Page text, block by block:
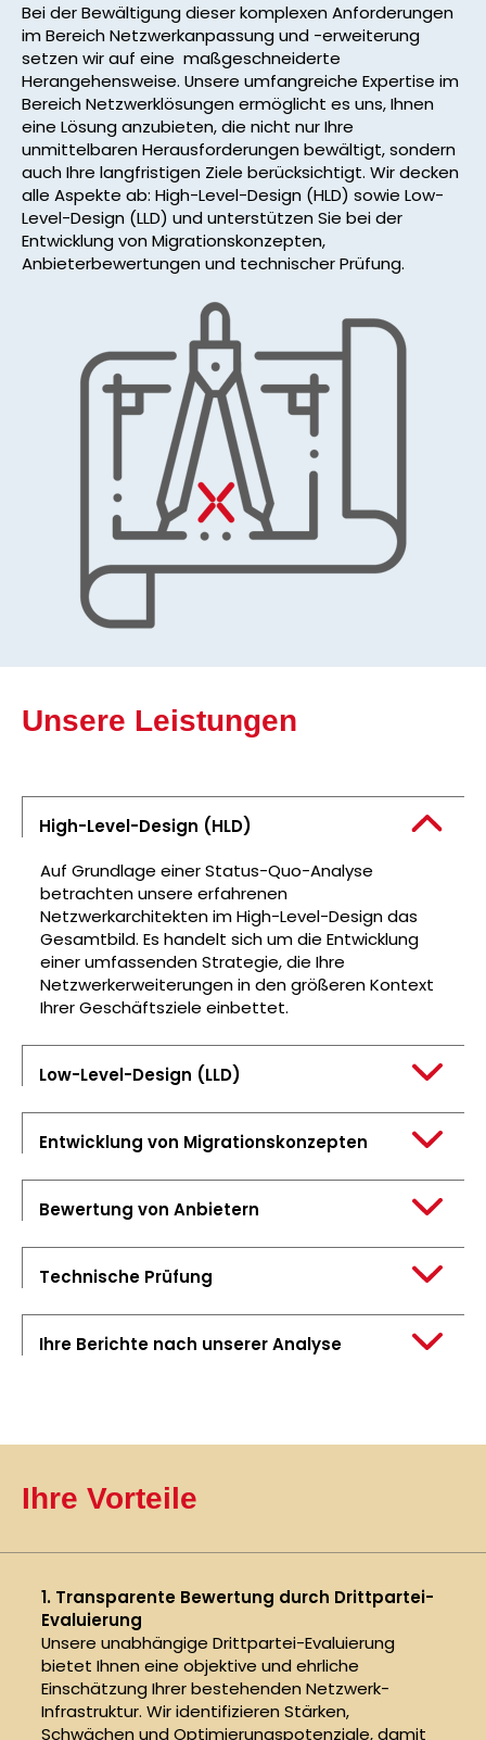
Bei der Bewältigung dieser komplexen Anforderungen
im Bereich Netzwerkanpassung und -erweiterung
setzen wir auf eine maßgeschneiderte
Herangehensweise. Unsere umfangreiche Expertise im
Bereich Netzwerklösungen ermöglicht es uns, Ihnen
eine Lösung anzubieten, die nicht nur Ihre
unmittelbaren Herausforderungen bewältigt, sondern
auch Ihre langfristigen Ziele berücksichtigt. Wir decken
alle Aspekte ab: High-Level-Design (HLD) sowie Low-
Level-Design (LLD) und unterstützen Sie bei der
Entwicklung von Migrationskonzepten,
Anbieterbewertungen und technischer Prüfung.
Unsere Leistungen
High-Level-Design (HLD)
Auf Grundlage einer Status-Quo-Analyse
betrachten unsere erfahrenen
Netzwerkarchitekten im High-Level-Design das
Gesamtbild. Es handelt sich um die Entwicklung
einer umfassenden Strategie, die Ihre
Netzwerkerweiterungen in den größeren Kontext
Ihrer Geschäftsziele einbettet.
Low-Level-Design (LLD)
Entwicklung von Migrationskonzepten
Bewertung von Anbietern
Technische Prüfung
Ihre Berichte nach unserer Analyse
Ihre Vorteile
1. Transparente Bewertung durch Drittpartei-
Evaluierung
Unsere unabhängige Drittpartei-Evaluierung
bietet Ihnen eine objektive und ehrliche
Einschätzung Ihrer bestehenden Netzwerk-
Infrastruktur. Wir identifizieren Stärken,
Schwächen und Optimierungspotenziale, damit